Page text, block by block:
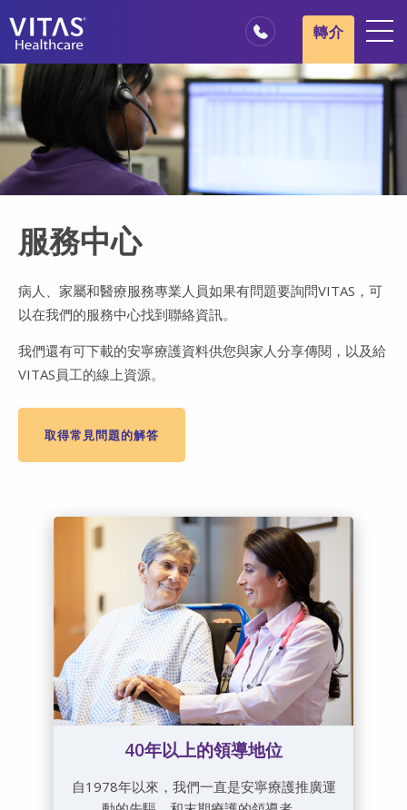
地點
安寧療護基本概述
我們的服務
醫療服務專業人員
家庭與照顧者
轉介
服務中心
病人、家屬和醫療服務專業人員如果有問題要詢問VITAS，可
以在我們的服務中心找到聯絡資訊。
我們還有可下載的安寧療護資料供您與家人分享傳閱，以及給
VITAS員工的線上資源。
取得常見問題的解答
40年以上的領導地位
自1978年以來，我們一直是安寧療護推廣運